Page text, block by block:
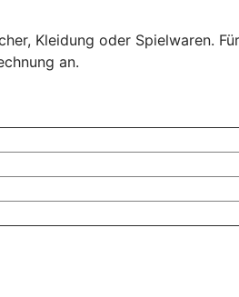
Kleidung oder Spielwaren.
an.